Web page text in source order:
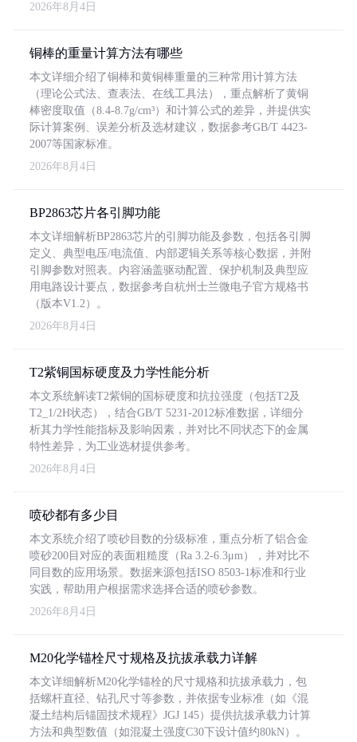
2026年8月4日
铜棒的重量计算方法有哪些
本文详细介绍了铜棒和黄铜棒重量的三种常用计算方法
（理论公式法、查表法、在线工具法），重点解析了黄铜
棒密度取值（8.4-8.7g/cm³）和计算公式的差异，并提供实
际计算案例、误差分析及选材建议，数据参考GB/T 4423-
2007等国家标准。
2026年8月4日
BP2863芯片各引脚功能
本文详细解析BP2863芯片的引脚功能及参数，包括各引脚
定义、典型电压/电流值、内部逻辑关系等核心数据，并附
引脚参数对照表。内容涵盖驱动配置、保护机制及典型应
用电路设计要点，数据参考自杭州士兰微电子官方规格书
（版本V1.2）。
2026年8月4日
T2紫铜国标硬度及力学性能分析
本文系统解读T2紫铜的国标硬度和抗拉强度（包括T2及
T2_1/2H状态），结合GB/T 5231-2012标准数据，详细分
析其力学性能指标及影响因素，并对比不同状态下的金属
特性差异，为工业选材提供参考。
2026年8月4日
喷砂都有多少目
本文系统介绍了喷砂目数的分级标准，重点分析了铝合金
喷砂200目对应的表面粗糙度（Ra 3.2-6.3μm），并对比不
同目数的应用场景。数据来源包括ISO 8503-1标准和行业
实践，帮助用户根据需求选择合适的喷砂参数。
2026年8月4日
M20化学锚栓尺寸规格及抗拔承载力详解
本文详细解析M20化学锚栓的尺寸规格和抗拔承载力，包
括螺杆直径、钻孔尺寸等参数，并依据专业标准（如《混
凝土结构后锚固技术规程》JGJ 145）提供抗拔承载力计算
方法和典型数值（如混凝土强度C30下设计值约80kN）。